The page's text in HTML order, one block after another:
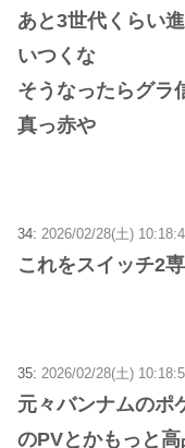
あと3世代くらい
いつくな
そうなったらグラ
真っ赤や
34: 2026/02/28(土)
これをスイッチ2
35: 2026/02/28(土)
元々バンナムのポ
のPVとかもっと